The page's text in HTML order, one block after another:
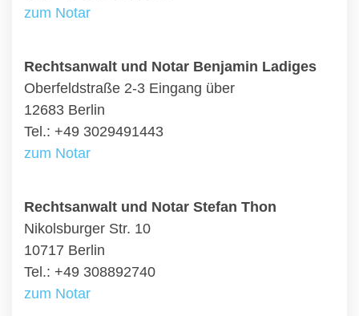
zum Notar
Rechtsanwalt und Notar Benjamin Ladiges
Oberfeldstraße 2-3 Eingang über
12683 Berlin
Tel.: +49 3029491443
zum Notar
Rechtsanwalt und Notar Stefan Thon
Nikolsburger Str. 10
10717 Berlin
Tel.: +49 308892740
zum Notar